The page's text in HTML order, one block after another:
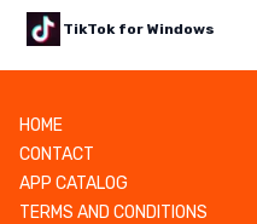
TikTok for Windows
HOME
CONTACT
APP CATALOG
TERMS AND CONDITIONS